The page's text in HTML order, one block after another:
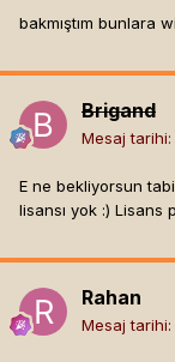
bakmıştım bunlara
Brigand
Mesaj tarihi:
E ne bekliyorsun
lisansı yok :) Lisans
Rahan
Mesaj tarihi: